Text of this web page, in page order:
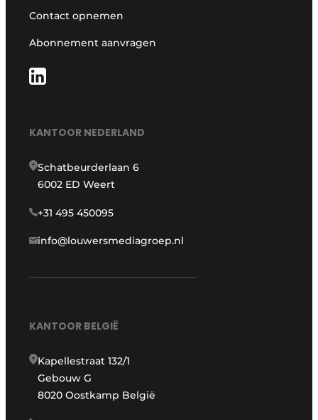
Contact opnemen
Abonnement aanvragen
KANTOOR NEDERLAND
Schatbeurderlaan 6
6002 ED Weert
+31 495 450095
info@louwersmediagroep.nl
KANTOOR BELGIË
Kapellestraat 132/1
Gebouw G
8020 Oostkamp België